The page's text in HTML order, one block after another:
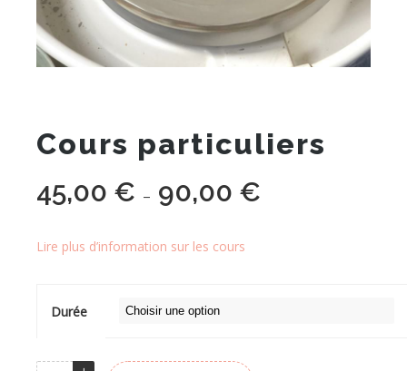
Cours particuliers
45,00 € – 90,00 €
Lire plus d’information sur les cours
Durée